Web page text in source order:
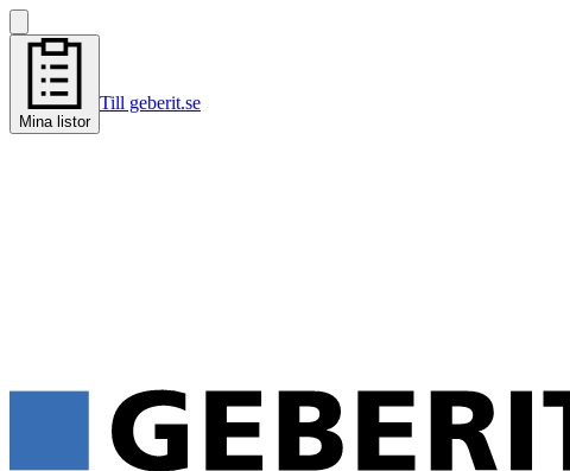
Mina listor
Till geberit.se